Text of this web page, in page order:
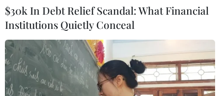
$30k In Debt Relief Scandal: What Financial
Institutions Quietly Conceal